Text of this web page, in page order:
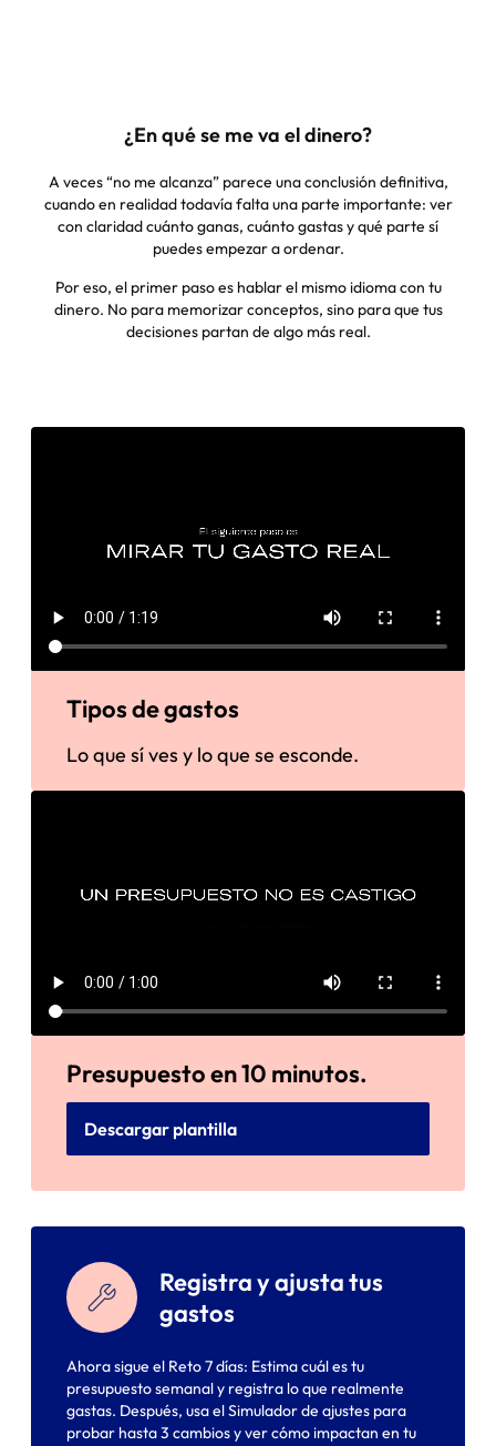
¿En qué se me va el dinero?
A veces “no me alcanza” parece una conclusión definitiva,
cuando en realidad todavía falta una parte importante: ver
con claridad cuánto ganas, cuánto gastas y qué parte sí
puedes empezar a ordenar.
Por eso, el primer paso es hablar el mismo idioma con tu
dinero. No para memorizar conceptos, sino para que tus
decisiones partan de algo más real.
Tipos de gastos
Lo que sí ves y lo que se esconde.
Presupuesto en 10 minutos.
Descargar plantilla
Registra y ajusta tus
gastos
Ahora sigue el Reto 7 días: Estima cuál es tu
presupuesto semanal y registra lo que realmente
gastas. Después, usa el Simulador de ajustes para
probar hasta 3 cambios y ver cómo impactan en tu